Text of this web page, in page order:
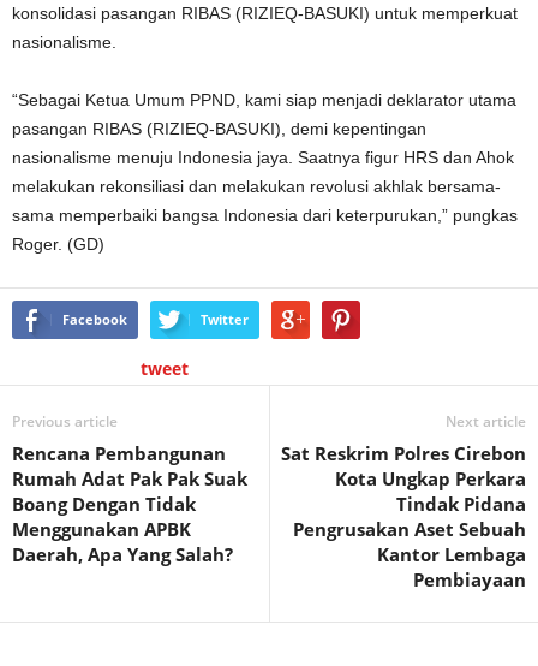
konsolidasi pasangan RIBAS (RIZIEQ-BASUKI) untuk memperkuat
nasionalisme.
“Sebagai Ketua Umum PPND, kami siap menjadi deklarator utama
pasangan RIBAS (RIZIEQ-BASUKI), demi kepentingan
nasionalisme menuju Indonesia jaya. Saatnya figur HRS dan Ahok
melakukan rekonsiliasi dan melakukan revolusi akhlak bersama-
sama memperbaiki bangsa Indonesia dari keterpurukan,” pungkas
Roger. (GD)
Facebook Twitter
tweet
Previous article
Rencana Pembangunan
Rumah Adat Pak Pak Suak
Boang Dengan Tidak
Menggunakan APBK
Daerah, Apa Yang Salah?
Next article
Sat Reskrim Polres Cirebon
Kota Ungkap Perkara
Tindak Pidana
Pengrusakan Aset Sebuah
Kantor Lembaga
Pembiayaan